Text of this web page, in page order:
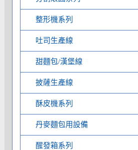
整形機系列
吐司生產線
甜麵包/漢堡線
披薩生產線
酥皮機系列
丹麥麵包用設備
醒發箱系列